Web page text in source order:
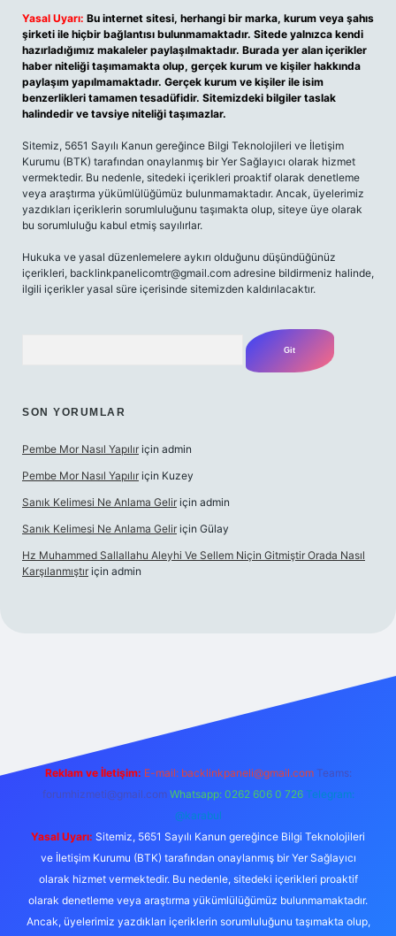
Yasal Uyarı: Bu internet sitesi, herhangi bir marka, kurum veya şahıs
şirketi ile hiçbir bağlantısı bulunmamaktadır. Sitede yalnızca kendi
hazırladığımız makaleler paylaşılmaktadır. Burada yer alan içerikler
haber niteliği taşımamakta olup, gerçek kurum ve kişiler hakkında
paylaşım yapılmamaktadır. Gerçek kurum ve kişiler ile isim
benzerlikleri tamamen tesadüfidir. Sitemizdeki bilgiler taslak
halindedir ve tavsiye niteliği taşımazlar.
Sitemiz, 5651 Sayılı Kanun gereğince Bilgi Teknolojileri ve İletişim
Kurumu (BTK) tarafından onaylanmış bir Yer Sağlayıcı olarak hizmet
vermektedir. Bu nedenle, sitedeki içerikleri proaktif olarak denetleme
veya araştırma yükümlülüğümüz bulunmamaktadır. Ancak, üyelerimiz
yazdıkları içeriklerin sorumluluğunu taşımakta olup, siteye üye olarak
bu sorumluluğu kabul etmiş sayılırlar.
Hukuka ve yasal düzenlemelere aykırı olduğunu düşündüğünüz
içerikleri, backlinkpanelicomtr@gmail.com adresine bildirmeniz halinde,
ilgili içerikler yasal süre içerisinde sitemizden kaldırılacaktır.
SON YORUMLAR
Pembe Mor Nasıl Yapılır için admin
Pembe Mor Nasıl Yapılır için Kuzey
Sanık Kelimesi Ne Anlama Gelir için admin
Sanık Kelimesi Ne Anlama Gelir için Gülay
Hz Muhammed Sallallahu Aleyhi Ve Sellem Niçin Gitmiştir Orada Nasıl
Karşılanmıştır için admin
Reklam ve İletişim: E-mail: backlinkpaneli@gmail.com Teams:
forumhizmeti@gmail.com Whatsapp: 0262 606 0 726 Telegram:
@karabul
Yasal Uyarı: Sitemiz, 5651 Sayılı Kanun gereğince Bilgi Teknolojileri
ve İletişim Kurumu (BTK) tarafından onaylanmış bir Yer Sağlayıcı
olarak hizmet vermektedir. Bu nedenle, sitedeki içerikleri proaktif
olarak denetleme veya araştırma yükümlülüğümüz bulunmamaktadır.
Ancak, üyelerimiz yazdıkları içeriklerin sorumluluğunu taşımakta olup,